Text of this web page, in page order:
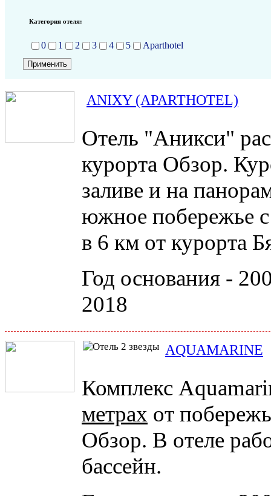
Категория отеля:
0 1 2 3 4 5 Aparthotel
ANIXY (APARTHOTEL)
Отель "Аникси"
курорта Обзор.
заливе и на
южное побережье
в 6 км от курорта
Год основания -
2018
AQUAMARINE
Комплекс
метрах от
Обзор. В отеле
бассейн.